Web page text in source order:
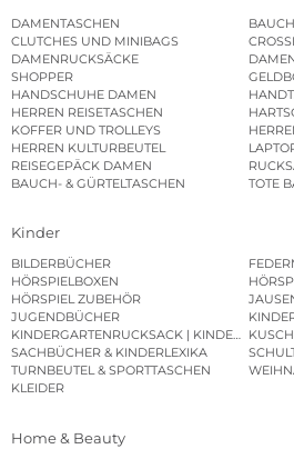
DAMENTASCHEN
CLUTCHES UND MINIBAGS
DAMENRUCKSÄCKE
SHOPPER
HANDSCHUHE DAMEN
HERREN REISETASCHEN
KOFFER UND TROLLEYS
HERREN KULTURBEUTEL
REISEGEPÄCK DAMEN
BILDERBÜCHER
HÖRSPIELBOXEN
HÖRSPIEL ZUBEHÖR
JUGENDBÜCHER
KINDERGARTENRUCKSACK |
SACHBÜCHER & KINDERLEXIKA
TURNBEUTEL & SPORTTASCHEN
Home & Beauty